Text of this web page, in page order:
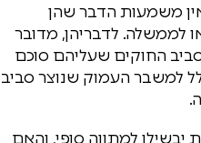
משמעות הדבר שהן
לממשלה. לדבריהן, מדובר
החוקים שעליהם סוכם
למשבר העמוק שנוצר סביב
למתווה סופי, והאם